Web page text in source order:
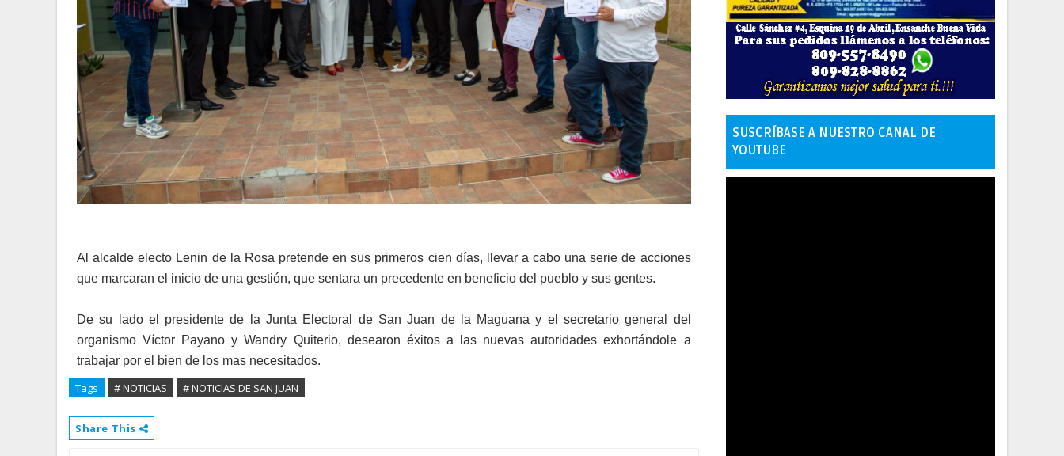
Al alcalde electo Lenin de la Rosa pretende en sus primeros cien días, llevar a cabo una serie de acciones
que marcaran el inicio de una gestión, que sentara un precedente en beneficio del pueblo y sus gentes.
De su lado el presidente de la Junta Electoral de San Juan de la Maguana y el secretario general del
organismo Víctor Payano y Wandry Quiterio, desearon éxitos a las nuevas autoridades exhortándole a
trabajar por el bien de los mas necesitados.
Tags # NOTICIAS # NOTICIAS DE SAN JUAN
Share This
SUSCRÍBASE A NUESTRO CANAL DE
YOUTUBE